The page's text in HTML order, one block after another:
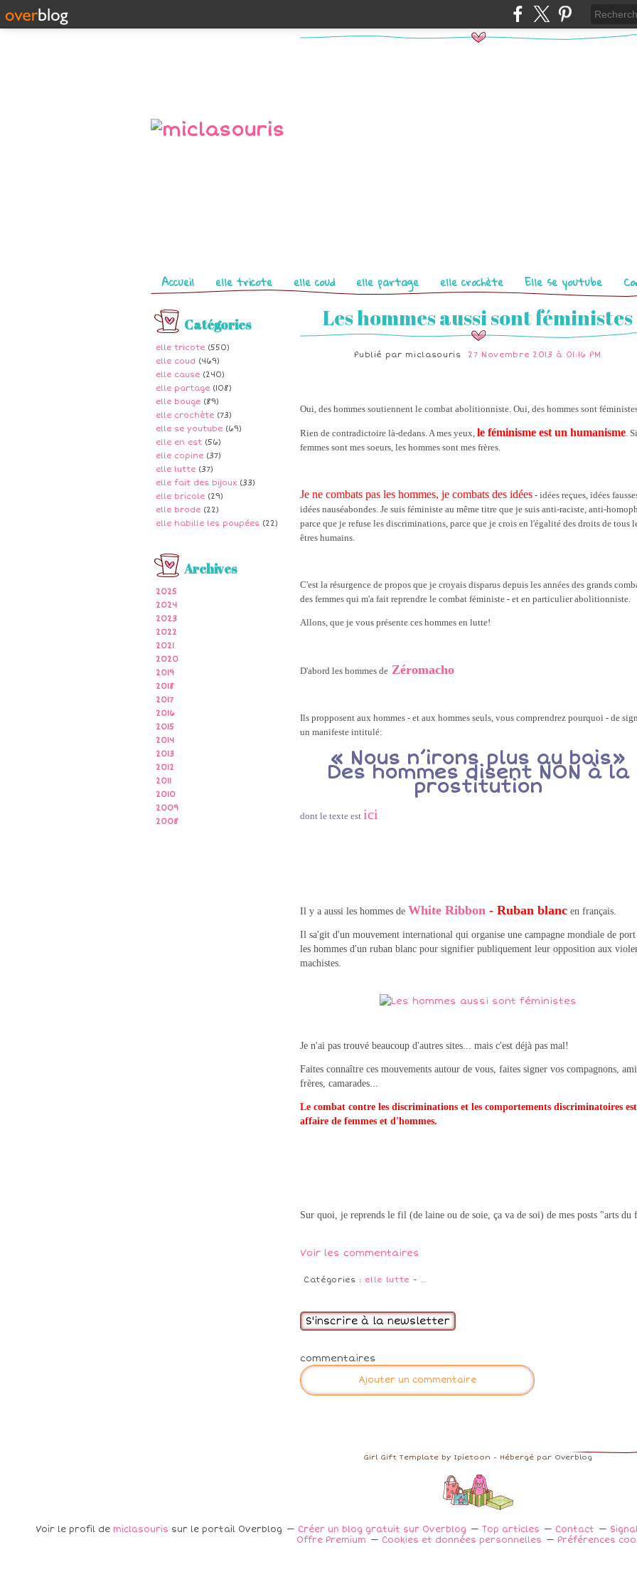
Pages
Accueil elle tricote elle coud elle partage elle crochète Elle se youtube
Catégories
elle tricote (550)
elle coud (469)
elle cause (240)
elle partage (108)
elle bouge (89)
elle crochète (73)
elle se youtube (69)
elle en est (56)
elle copine (37)
elle lutte (37)
elle fait des bijoux (33)
elle bricole (29)
elle brode (22)
elle habille les poupées (22)
Archives
2025
2024
2023
2022
2021
2020
2019
2018
2017
2016
2015
2014
2013
2012
2011
2010
2009
2008
Les hommes aussi sont féministes
Publié par miclasouris 27 Novembre 2013 à 01:16 PM
Oui, des hommes soutiennent le combat abolitionniste. Oui, des hommes sont
Rien de contradictoire là-dedans. A mes yeux, le féminisme est un humanisme.
femmes sont mes soeurs, les hommes sont mes frères.
Je ne combats pas les hommes, je combats des idées - idées reçues, idées
idées nauséabondes. Je suis féministe au même titre que je suis anti-raciste, anti-
parce que je refuse les discriminations, parce que je crois en l'égalité des droits de tous
êtres humains.
C'est la résurgence de propos que je croyais disparus depuis les années des grands
des femmes qui m'a fait reprendre le combat féministe - et en particulier abolitionniste.
Allons, que je vous présente ces hommes en lutte!
D'abord les hommes de Zéromacho
Ils propposent aux hommes - et aux hommes seuls, vous comprendrez pourquoi - de
un manifeste intitulé:
« Nous n’irons plus au bois»
Des hommes disent NON à la
prostitution
dont le texte est ici
Il y a aussi les hommes de White Ribbon - Ruban blanc en français.
Il sa'git d'un mouvement international qui organise une campagne mondiale de
les hommes d'un ruban blanc pour signifier publiquement leur opposition aux
machistes.
Je n'ai pas trouvé beaucoup d'autres sites... mais c'est déjà pas mal!
Faites connaître ces mouvements autour de vous, faites signer vos compagnons,
frères, camarades...
Le combat contre les discriminations et les comportements discriminatoires est
affaire de femmes et d'hommes.
Sur quoi, je reprends le fil (de laine ou de soie, ça va de soi) de mes posts "arts du
Voir les commentaires
Catégories : elle lutte - …
S'inscrire à la newsletter
commentaires
Ajouter un commentaire
Girl Gift Template by Ipietoon - Hébergé par Overblog
Voir le profil de miclasouris sur le portail Overblog Créer un blog gratuit sur Overblog Top articles Contact
Offre Premium
Cookies et données personnelles Préférences